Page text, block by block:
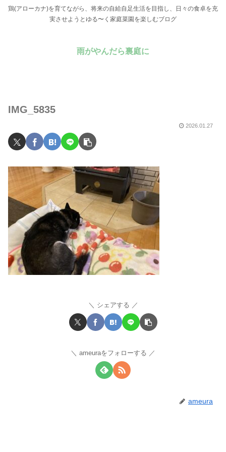
鶏(アローカナ)を育てながら、将来の自給自足生活を目指し、日々の食卓を充
実させようとゆる〜く家庭菜園を楽しむブログ
雨がやんだら裏庭に
IMG_5835
2026.01.27
シェアする
ameuraをフォローする
ameura